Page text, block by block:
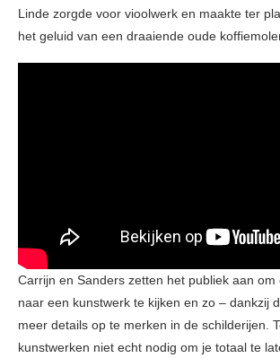
Linde zorgde voor vioolwerk en maakte ter
het geluid van een draaiende oude
Carrijn en Sanders zetten het publiek aan om
naar een kunstwerk te kijken en zo – dankzij
meer details op te merken in de schilderijen.
kunstwerken niet echt nodig om je totaal te